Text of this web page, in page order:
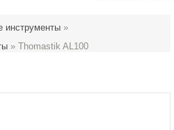
инструменты »
» Thomastik AL100